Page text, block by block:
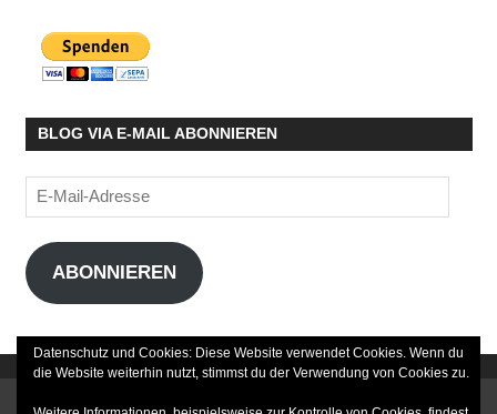
BLOG VIA E-MAIL ABONNIEREN
E-
Mail-
Adresse
ABONNIEREN
Datenschutz und Cookies: Diese Website verwendet Cookies. Wenn du
die Website weiterhin nutzt, stimmst du der Verwendung von Cookies zu.